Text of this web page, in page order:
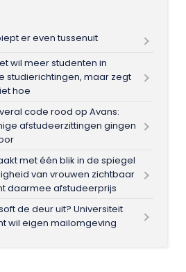
er even tussenuit
wil meer studenten in
studierichtingen, maar zegt
hoe
code rood op Avans:
afstudeerzittingen gingen
met één blik in de spiegel
van vrouwen zichtbaar
daarmee afstudeerprijs
de deur uit? Universiteit
wil eigen mailomgeving